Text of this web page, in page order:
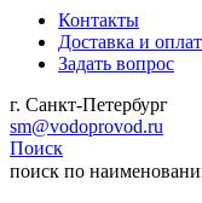
Контакты
Доставка и
Задать вопрос
г. Санкт-Петербург
sm@vodoprovod.ru
Поиск
поиск по